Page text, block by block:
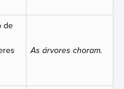
de
As árvores choram.